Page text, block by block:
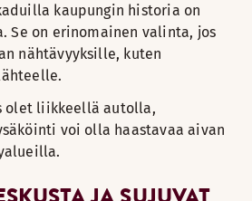
kaupungin historia on
Se on erinomainen valinta, jos
nähtävyyksille, kuten
olet liikkeellä autolla,
voi olla haastavaa aivan